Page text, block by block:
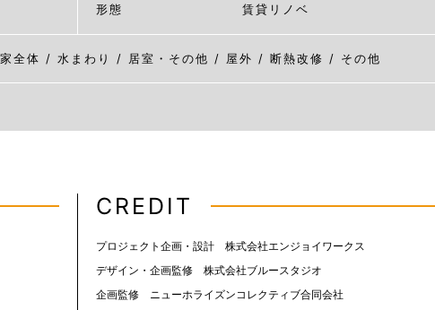
形態 賃貸リノベ
家全体 / 水まわり / 居室・その他 / 屋外 / 断熱改修 / その他
CREDIT
プロジェクト企画・設計 株式会社エンジョイワークス
デザイン・企画監修 株式会社ブルースタジオ
企画監修 ニューホライズンコレクティブ合同会社